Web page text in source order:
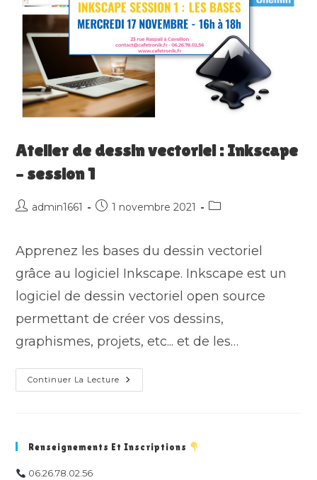
Atelier de dessin vectoriel : Inkscape
– session 1
Auteur/autrice
publication :
admin1661
Publication
1 novembre 2021
Post
Apprenez les bases du dessin vectoriel
grâce au logiciel Inkscape. Inkscape est un
logiciel de dessin vectoriel open source
permettant de créer vos dessins,
graphismes, projets, etc... et de les…
Continuer La Lecture Atelier
De
Session
Renseignements Et Inscriptions
06.26.78.02.56